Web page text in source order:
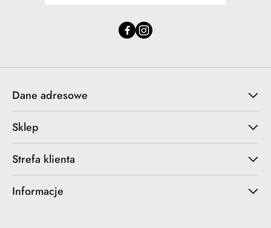
Dane adresowe
Sklep
Strefa klienta
Informacje